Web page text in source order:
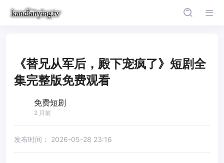
《替兄从军后，殿下宠疯了》短剧全
集完整版免费观看
免费短剧
2 月前
发布时间： 2026-05-28 23:16